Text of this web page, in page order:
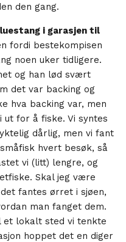
den gang.
i garasjen til
fordi bestekompisen
noen uker tidligere.
og han lød svært
det var backing og
hva backing var, men
ut for å fiske. Vi syntes
dårlig, men vi fant
hvert besøk, så
vi (litt) lengre, og
Skal jeg være
fantes ørret i sjøen,
man fanget dem.
et lokalt sted vi tenkte
hoppet det en diger